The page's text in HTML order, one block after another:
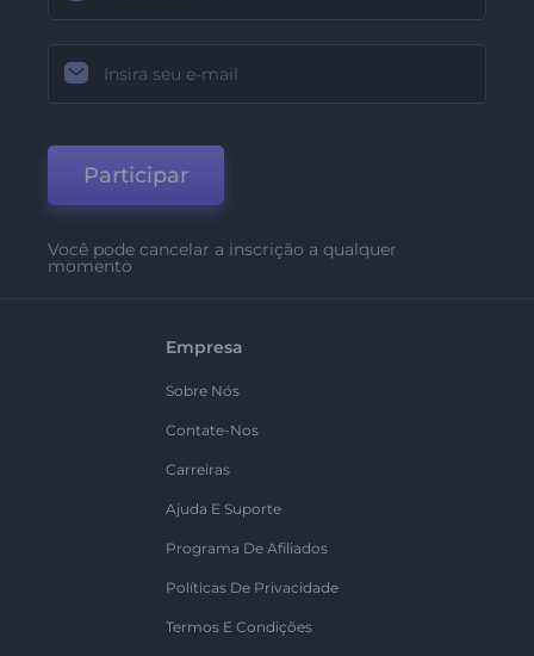
Participar
Você pode cancelar a inscrição a qualquer
momento
Empresa
Sobre Nós
Contate-Nos
Carreiras
Ajuda E Suporte
Programa De Afiliados
Políticas De Privacidade
Termos E Condições